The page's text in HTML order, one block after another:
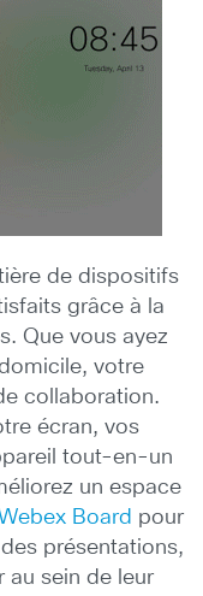
de dispositifs
grâce à la
Que vous ayez
votre
collaboration.
écran, vos
tout-en-un
un espace
Board pour
présentations,
au sein de leur